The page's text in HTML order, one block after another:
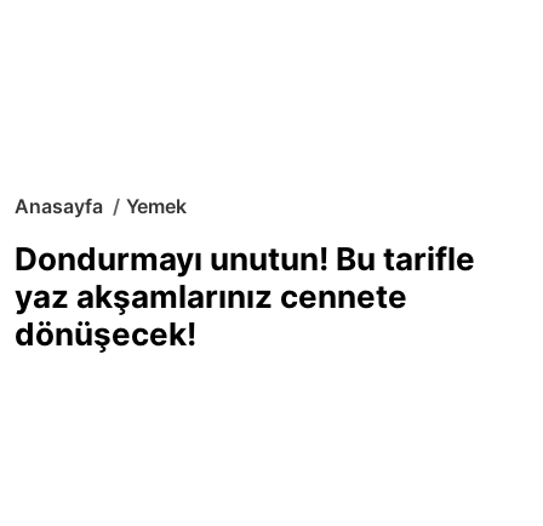
Anasayfa Yemek
Dondurmayı unutun! Bu tarifle
yaz akşamlarınız cennete
dönüşecek!